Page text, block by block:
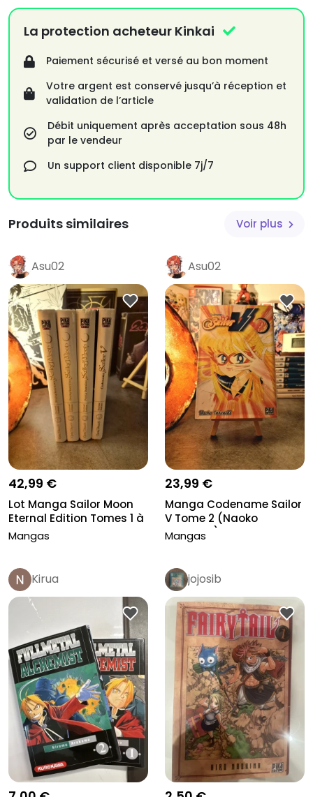
La protection acheteur Kinkai
Paiement sécurisé et versé au bon moment
Votre argent est conservé jusqu’à réception et
validation de l’article
Débit uniquement après acceptation sous 48h
par le vendeur
Un support client disponible 7j/7
Produits similaires Voir plus
Asu02
42,99 €
Lot Manga Sailor Moon
Eternal Edition Tomes 1 à
3...
Mangas
Asu02
23,99 €
Manga Codename Sailor
V Tome 2 (Naoko
Takeuchi) 20...
Mangas
Kirua jojosib